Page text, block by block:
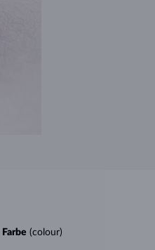
Farbe (colour)